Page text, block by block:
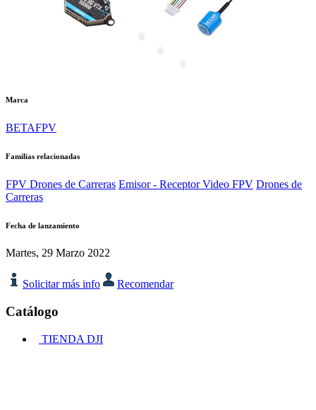
Marca
BETAFPV
Familias relacionadas
FPV Drones de Carreras Emisor - Receptor Video FPV Drones de
Carreras
Fecha de lanzamiento
Martes, 29 Marzo 2022
Solicitar más info Recomendar
Catálogo
TIENDA DJI